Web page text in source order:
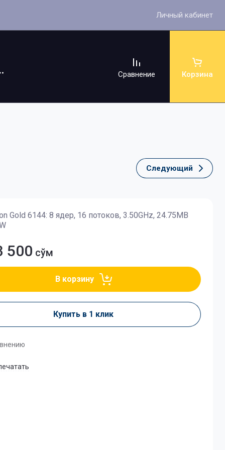
Личный кабинет
Сравнение Корзина
Следующий
Gold 6144: 8 ядер, 16 потоков, 3.50GHz, 24.75MB
500 сўм
В корзину
Купить в 1 клик